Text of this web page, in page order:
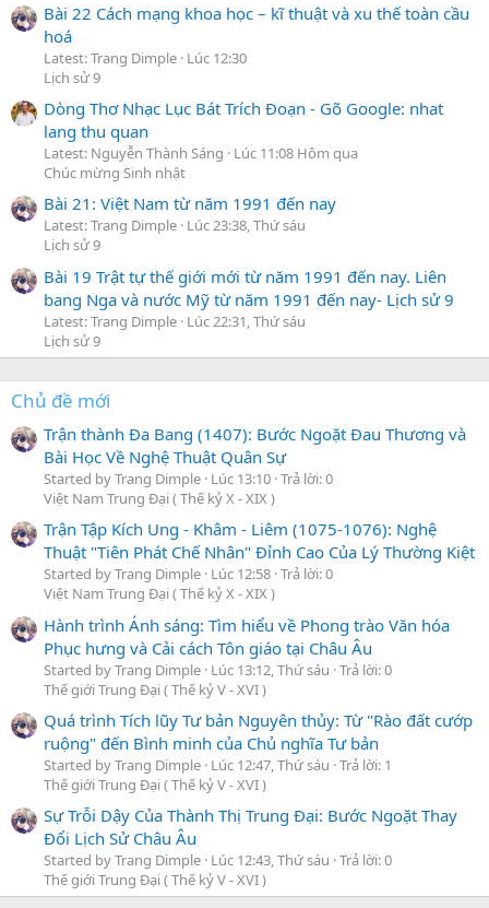
Bài 22 Cách mạng khoa học – kĩ thuật và xu thế toàn cầu
hoá
Latest: Trang Dimple Lúc 12:30
Lịch sử 9
Dòng Thơ Nhạc Lục Bát Trích Đoạn - Gõ Google: nhat
lang thu quan
Latest: Nguyễn Thành Sáng
Lúc 11:08 Hôm qua
Chúc mừng Sinh nhật
Bài 21: Việt Nam từ năm 1991 đến nay
Latest: Trang Dimple Lúc 23:38, Thứ sáu
Lịch sử 9
Bài 19 Trật tự thế giới mới từ năm 1991 đến nay. Liên
bang Nga và nước Mỹ từ năm 1991 đến nay- Lịch sử 9
Latest: Trang Dimple Lúc 22:31, Thứ sáu
Lịch sử 9
Chủ đề mới
Trận thành Đa Bang (1407): Bước Ngoặt Đau Thương và
Bài Học Về Nghệ Thuật Quân Sự
Started by Trang Dimple Lúc 13:10 Trả lời: 0
Việt Nam Trung Đại ( Thế kỷ X - XIX )
Trận Tập Kích Ung - Khâm - Liêm (1075-1076): Nghệ
Thuật "Tiên Phát Chế Nhân" Đỉnh Cao Của Lý Thường Kiệt
Started by Trang Dimple Lúc 12:58 Trả lời: 0
Việt Nam Trung Đại ( Thế kỷ X - XIX )
Hành trình Ánh sáng: Tìm hiểu về Phong trào Văn hóa
Phục hưng và Cải cách Tôn giáo tại Châu Âu
Started by Trang Dimple Lúc 13:12, Thứ sáu Trả lời: 0
Thế giới Trung Đại ( Thế kỷ V - XVI )
Quá trình Tích lũy Tư bản Nguyên thủy: Từ "Rào đất cướp
ruộng" đến Bình minh của Chủ nghĩa Tư bản
Started by Trang Dimple Lúc 12:47, Thứ sáu Trả lời: 1
Thế giới Trung Đại ( Thế kỷ V - XVI )
Sự Trỗi Dậy Của Thành Thị Trung Đại: Bước Ngoặt Thay
Đổi Lịch Sử Châu Âu
Started by Trang Dimple Lúc 12:43, Thứ sáu Trả lời: 0
Thế giới Trung Đại ( Thế kỷ V - XVI )